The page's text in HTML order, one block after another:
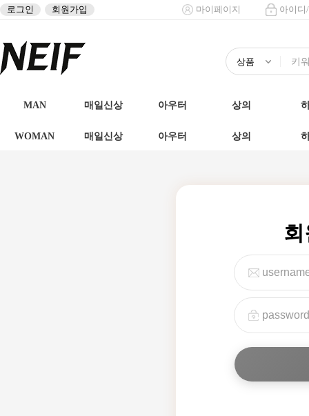
로그인 회원가입 마이페이지 아이디
MAN 매일신상 아우터 상의
WOMAN 매일신상 아우터 상의